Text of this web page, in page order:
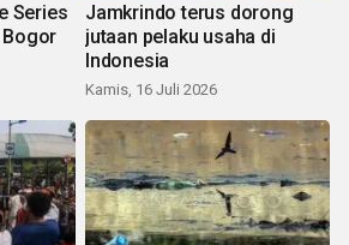
Series
Bogor
Jamkrindo terus dorong
jutaan pelaku usaha di
Indonesia
Kamis, 16 Juli 2026